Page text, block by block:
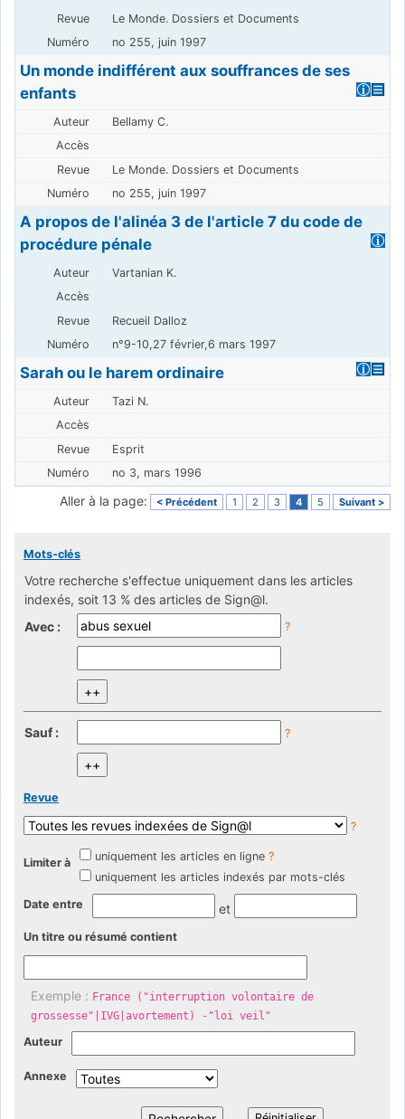
Le Monde. Dossiers et Documents
no 255, juin 1997
Un monde indifférent aux souffrances de ses
enfants
Bellamy C.
Le Monde. Dossiers et Documents
no 255, juin 1997
A propos de l'alinéa 3 de l'article 7 du code de
procédure pénale
Vartanian K.
Recueil Dalloz
n°9-10,27 février,6 mars 1997
Sarah ou le harem ordinaire
Tazi N.
Esprit
no 3, mars 1996
Aller à la page: < Précédent 1 2 3 4 5 Suivant >
Mots-clés
Votre recherche s'effectue uniquement dans les articles
indexés, soit 13 % des articles de Sign@l.
Avec :
?
Sauf : ?
Revue
?
Limiter à uniquement les articles en ligne ?
uniquement les articles indexés par mots-clés
Date entre et
Un titre ou résumé contient
Exemple : France ("interruption volontaire de
grossesse"|IVG|avortement) -"loi veil"
Auteur
Annexe